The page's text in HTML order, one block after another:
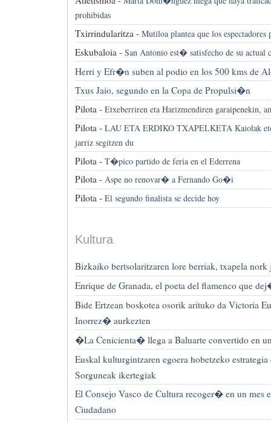
prohibidas
Txirrindularitza - Mutiloa plantea que los espectadores
Eskubaloia - San Antonio est� satisfecho de su actual
Herri y Efr�n suben al podio en los 500 kms de
Txus Jaio, segundo en la Copa de Propulsi�n
Pilota - Etxeberriren eta Harizmendiren garaipenekin,
Pilota - LAU ETA ERDIKO TXAPELKETA Kaiolak
jarriz segitzen du
Pilota - T�pico partido de feria en el Ederrena
Pilota - Aspe no renovar� a Fernando Go�i
Pilota - El segundo finalista se decide hoy
Kultura
Bizkaiko bertsolaritzaren lore berriak, txapela nork
Enrique de Granada, el poeta del flamenco que
Bide Ertzean boskotea osorik arituko da Victoria
Inorrez� aurkezten
�La Cenicienta� llega a Baluarte convertido en
Euskal kulturgintzaren egoera hobetzeko
Sorguneak ikertegiak
El Consejo Vasco de Cultura recoger� en un mes
Ciudadano